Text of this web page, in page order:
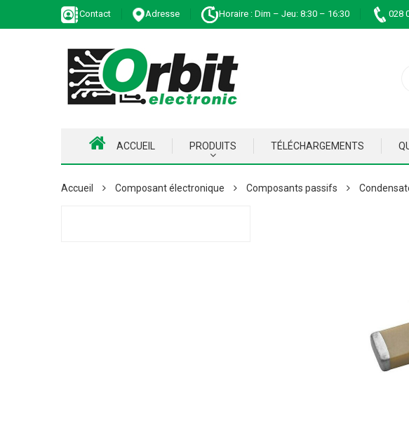
Contact Adresse Horaire : Dim – Jeu: 8:30 – 16:30 028
ACCUEIL PRODUITS TÉLÉCHARGEMENTS
Accueil Composant électronique Composants passifs